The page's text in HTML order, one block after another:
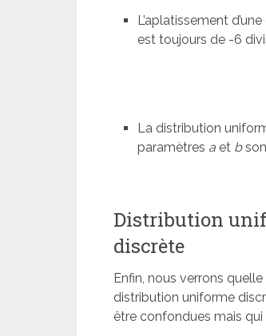
L’aplatissement
est toujours de -6
La distribution
paramètres a et b
Distribution
discrète
Enfin, nous verrons
distribution uniforme
être confondues mais